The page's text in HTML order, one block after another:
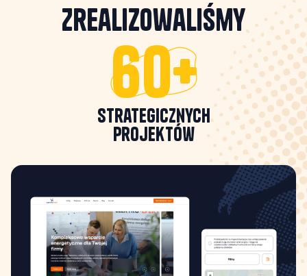
Zrealizowaliśmy
60+
strategicznych
projektów